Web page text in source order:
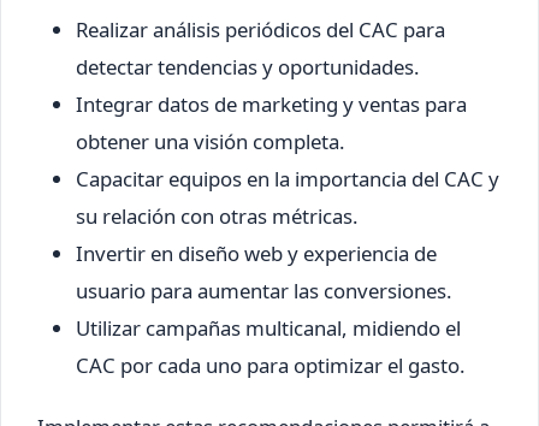
Realizar análisis periódicos del CAC para
detectar tendencias y oportunidades.
Integrar datos de marketing y ventas para
obtener una visión completa.
Capacitar equipos en la importancia del CAC y
su relación con otras métricas.
Invertir en diseño web y experiencia de
usuario para aumentar las conversiones.
Utilizar campañas multicanal, midiendo el
CAC por cada uno para optimizar el gasto.